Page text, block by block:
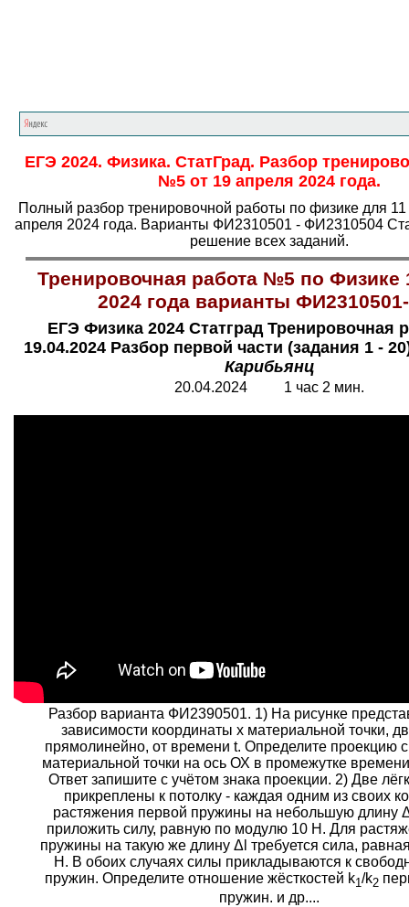
ЕГЭ 2024. Физика. СтатГрад. Разбор
№5 от 19 апреля 2024 года.
Полный разбор тренировочной работы по физике для
апреля 2024 года. Варианты ФИ2310501 - ФИ2310504
решение всех заданий.
Тренировочная работа №5 по Физике
2024 года варианты
ЕГЭ Физика 2024 Статград Тренировочная
19.04.2024 Разбор первой части (задания 1 -
Карибьянц
20.04.2024 1 час 2 мин.
Разбор варианта ФИ2390501. 1) На рисунке
зависимости координаты х материальной точки,
прямолинейно, от времени t. Определите проекцию
материальной точки на ось ОХ в промежутке
Ответ запишите с учётом знака проекции. 2) Две
прикреплены к потолку - каждая одним из своих
растяжения первой пружины на небольшую длину
приложить силу, равную по модулю 10 H. Для
пружины на такую же длину Δ требуется сила,
Н. В обоих случаях силы прикладываются к
пружин. Определите отношение жёсткостей k1/k2
пружин. и др....